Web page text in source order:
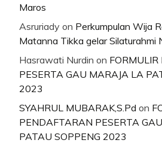
Maros
Asruriady on Perkumpulan Wija
Matanna Tikka gelar Silaturahmi
Hasrawati Nurdin on
PESERTA GAU MARAJA LA
2023
SYAHRUL MUBARAK,S.Pd on
PENDAFTARAN PESERTA
PATAU SOPPENG 2023